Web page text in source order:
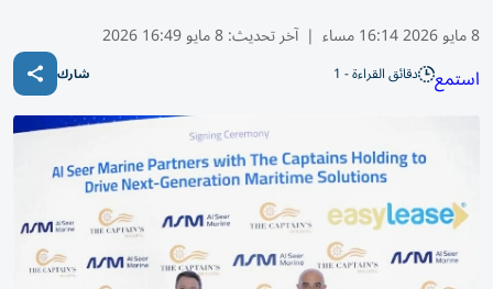
8 مايو 2026 16:14 مساء | آخر تحديث:8 مايو 16:49 2026
استمع دقائق القراءة - 1 شارك